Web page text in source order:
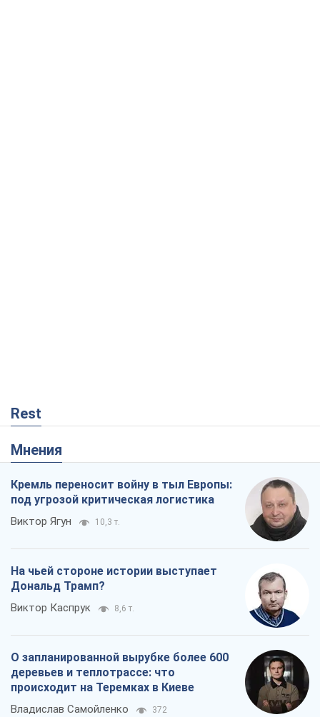
Rest
Мнения
Кремль переносит войну в тыл Европы:
под угрозой критическая логистика
Виктор Ягун 10,3 т.
На чьей стороне истории выступает
Дональд Трамп?
Виктор Каспрук 8,6 т.
О запланированной вырубке более 600
деревьев и теплотрассе: что
происходит на Теремках в Киеве
Владислав Самойленко 372